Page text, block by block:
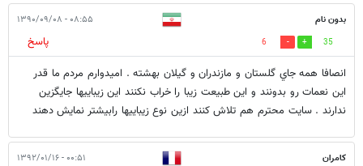
بدون نام ۰۸:۵۵ - ۱۳۹۰/۰۹/۰۸
35
6
پاسخ
انصافا همه جاي گلستان و مازندران و گيلان بهشته . اميدوارم مردم ما قدر
اين نعمات رو بدونند و اين طبيعت زيبا را خراب نكنند اين زيباييها جايگزين
ندارند . سايت محترم هم تلاش كنند ازين نوع زيباييها رابيشتر نمايش دهند
کامران ۰۰:۵۱ - ۱۳۹۲/۰۱/۱۶